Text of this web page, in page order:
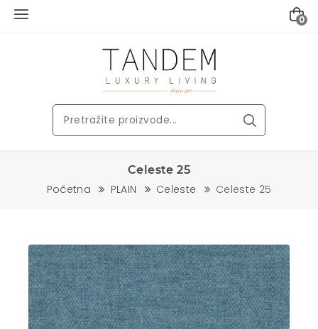
0
Celeste 25
Početna PLAIN Celeste Celeste 25